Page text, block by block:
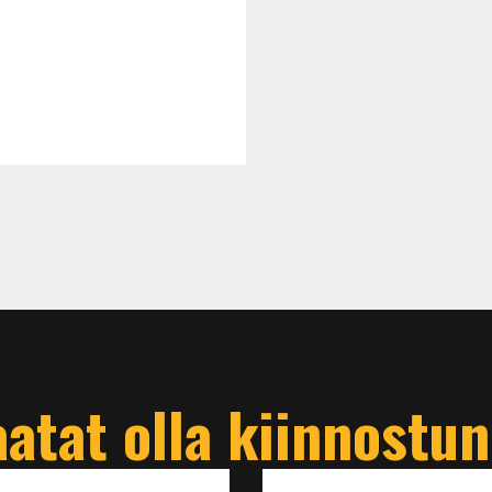
olla